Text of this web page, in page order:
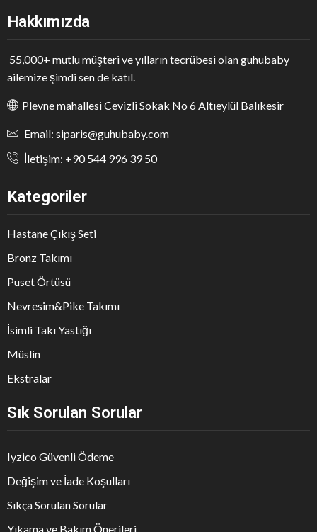
Hakkımızda
55,000+ mutlu müşteri ve yılların tecrübesi olan guhubaby
ailemize şimdi sen de katıl.
Plevne mahallesi Cevizli Sokak No 6 Altıeylül Balıkesir
Email: siparis@guhubaby.com
İletişim: +90 544 996 39 50
Kategoriler
Hastane Çıkış Seti
Bronz Takımı
Puset Örtüsü
Nevresim&Pike Takımı
İsimli Takı Yastığı
Müslin
Ekstralar
Sık Sorulan Sorular
Iyzico Güvenli Ödeme
Değişim ve İade Koşulları
Sıkça Sorulan Sorular
Yıkama ve Bakım Önerileri